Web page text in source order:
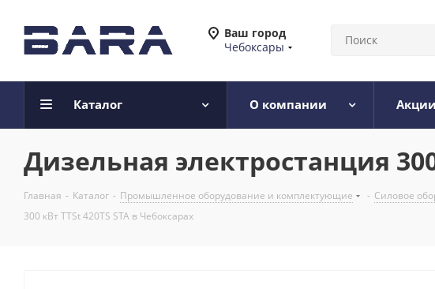
Ваш город
Чебоксары
Каталог О компании
Дизельная электростанция
Главная - Каталог - Промышленное оборудование и комплектующие - Силовое
300 кВт TTSt 420TS STA в Чебоксарах